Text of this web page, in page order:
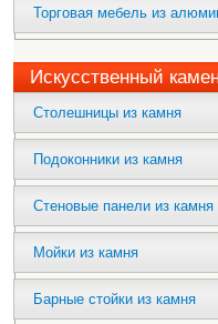
Торговая мебель из
Искусственный
Столешницы из камня
Подоконники из камня
Стеновые панели из камня
Мойки из камня
Барные стойки из камня